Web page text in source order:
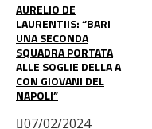
AURELIO DE
LAURENTIIS: “BARI
UNA SECONDA
SQUADRA PORTATA
ALLE SOGLIE DELLA A
CON GIOVANI DEL
NAPOLI”
07/02/2024